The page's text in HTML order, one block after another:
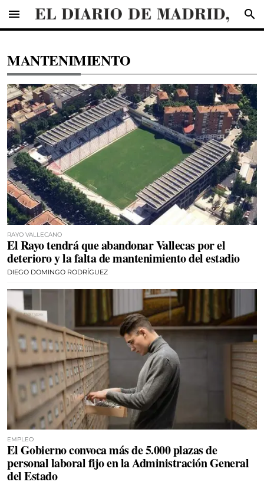
menu search
MANTENIMIENTO
RAYO VALLECANO
El Rayo tendrá que abandonar Vallecas por el
deterioro y la falta de mantenimiento del estadio
DIEGO DOMINGO RODRÍGUEZ
EMPLEO
El Gobierno convoca más de 5.000 plazas de
personal laboral fijo en la Administración General
del Estado